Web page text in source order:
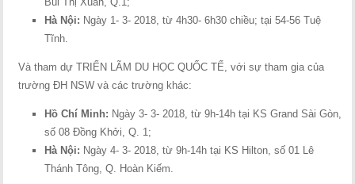
Hà Nội: Ngày 1- 3- 2018, từ 4h30- 6h30 chiều; tại 54-56 Tuệ
Tĩnh.
Và tham dự TRIỂN LÃM DU HỌC QUỐC TẾ, với sự tham gia của
trường ĐH NSW và các trường khác:
Hồ Chí Minh: Ngày 3- 3- 2018, từ 9h-14h tại KS Grand Sài Gòn,
số 08 Đồng Khởi, Q. 1;
Hà Nội: Ngày 4- 3- 2018, từ 9h-14h tại KS Hilton, số 01 Lê
Thánh Tông, Q. Hoàn Kiếm.